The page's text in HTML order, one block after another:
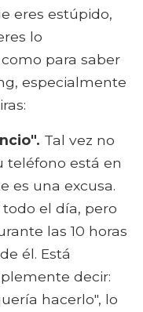
eres estúpido,
lo
para saber
especialmente
Tal vez no
teléfono está en
es una excusa.
el día, pero
las 10 horas
él. Está
decir:
hacerlo", lo